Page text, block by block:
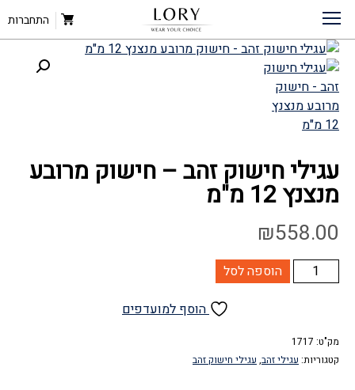
התחברות דף הבית » עגילי חישוק זהב – חישוק מרובע מנצנץ 12 מ”מ
עגילי חישוק זהב – חישוק מרובע
מנצנץ 12 מ"מ
₪558.00
כמות
של
זהב
-
הוספה לסל
הוסף למועדפים
מק"ט: 1717
קטגוריות: עגילי זהב, עגילי חישוק זהב